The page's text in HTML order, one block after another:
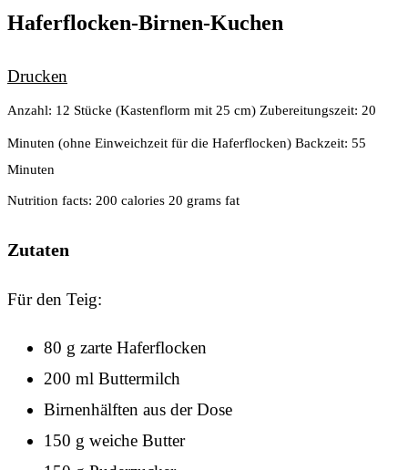
Haferflocken-Birnen-Kuchen
Drucken
Anzahl: 12 Stücke (Kastenflorm mit 25 cm) Zubereitungszeit: 20
Minuten (ohne Einweichzeit für die Haferflocken) Backzeit: 55
Minuten
Nutrition facts: 200 calories 20 grams fat
Zutaten
Für den Teig:
80 g zarte Haferflocken
200 ml Buttermilch
Birnenhälften aus der Dose
150 g weiche Butter